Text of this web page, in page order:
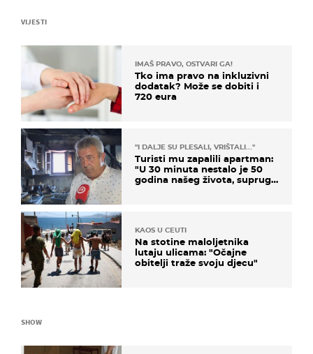
VIJESTI
IMAŠ PRAVO, OSTVARI GA!
Tko ima pravo na inkluzivni
dodatak? Može se dobiti i
720 eura
"I DALJE SU PLESALI, VRIŠTALI..."
Turisti mu zapalili apartman:
"U 30 minuta nestalo je 50
godina našeg života, supruga
KAOS U CEUTI
Na stotine maloljetnika
lutaju ulicama: "Očajne
obitelji traže svoju djecu"
SHOW